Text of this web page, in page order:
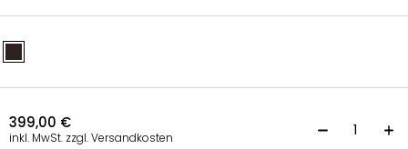
399,00 €
inkl. MwSt. zzgl. Versandkosten